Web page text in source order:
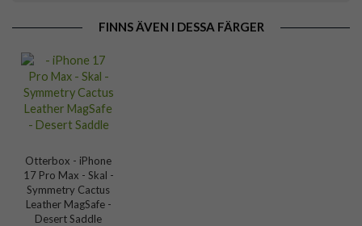
FINNS ÄVEN I DESSA FÄRGER
Otterbox - iPhone
17 Pro Max - Skal -
Symmetry Cactus
Leather MagSafe -
Desert Saddle